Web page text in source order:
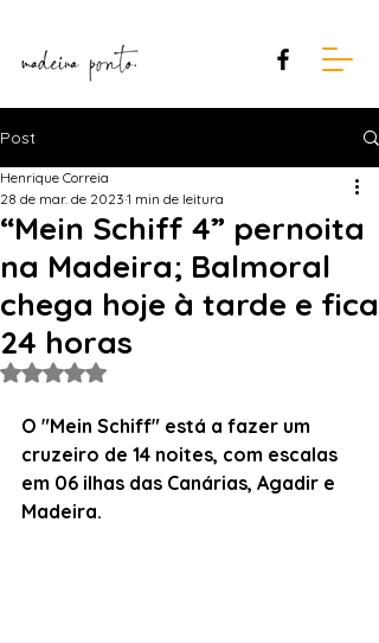
Post
“Mein Schiff 4” pernoita
na Madeira; Balmoral
chega hoje à tarde e fica
24 horas
Henrique Correia
28 de mar. de 2023 1 min de leitura
Avaliado com NaN de 5 estrelas.
O "Mein Schiff" está a fazer um
cruzeiro de 14 noites, com escalas
em 06 ilhas das Canárias, Agadir e
Madeira.